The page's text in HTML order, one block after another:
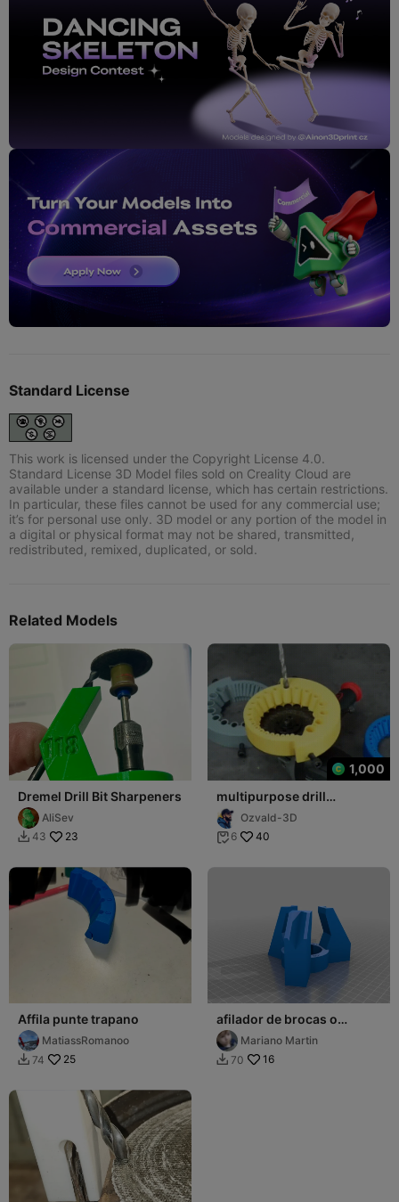
Standard License
This work is licensed under the Copyright License 4.0.
Standard License 3D Model files sold on Creality Cloud are
available under a standard license, which has certain restrictions.
In particular, these files cannot be used for any commercial use;
it’s for personal use only. 3D model or any portion of the model in
a digital or physical format may not be shared, transmitted,
redistributed, remixed, duplicated, or sold.
Related Models
Dremel Drill Bit Sharpeners
AliSev
 43 23
1,000
multipurpose drill
sharpener 118 degree
Ozvald-3D
 6 40
Affila punte trapano
MatiassRomanoo
 74 25
afilador de brocas o
mechasMariano Martin
 70 16